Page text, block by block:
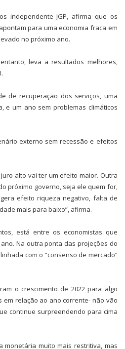
independente JGP, afirma que os
para uma economia fraca em
no próximo ano.
leva a resultados melhores,
de recuperação dos serviços, uma
e um ano sem problemas climáticos
externo sem recessão e efeitos
alto vai ter um efeito maior. Outra
próximo governo, seja ele quem for,
efeito riqueza negativo, falta de
mais para baixo”, afirma.
está entre os economistas que
Na outra ponta das projeções do
com o “consenso de mercado”
o crescimento de 2022 para algo
em relação ao ano corrente- não vão
continue surpreendendo para cima
monetária muito mais restritiva, mas